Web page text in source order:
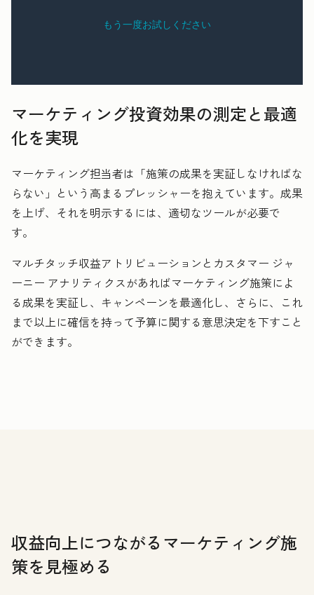
マーケティング投資効果の測定と最適
化を実現
マーケティング担当者は「施策の成果を実証しなければな
らない」という高まるプレッシャーを抱えています。成果
を上げ、それを明示するには、適切なツールが必要で
す。
マルチタッチ収益アトリビューションとカスタマー ジャ
ーニー アナリティクスがあればマーケティング施策によ
る成果を実証し、キャンペーンを最適化し、さらに、これ
まで以上に確信を持って予算に関する意思決定を下すこと
ができます。
収益向上につながるマーケティング施
策を見極める